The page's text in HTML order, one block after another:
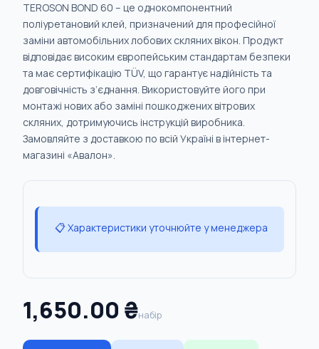
TEROSON BOND 60 – це однокомпонентний
поліуретановий клей, призначений для професійної
заміни автомобільних лобових скляних вікон. Продукт
відповідає високим європейським стандартам безпеки
та має сертифікацію TÜV, що гарантує надійність та
довговічність з’єднання. Використовуйте його при
монтажі нових або заміні пошкоджених вітрових
скляних, дотримуючись інструкцій виробника.
Замовляйте з доставкою по всій Україні в інтернет-
магазині «Авалон».
📋 Характеристики уточнюйте у менеджера
1,650.00 ₴набір